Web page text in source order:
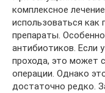
комплексное
использоваться
препараты.
антибиотиков. Если
прохода, это может
операции. Однако
достаточно редко.